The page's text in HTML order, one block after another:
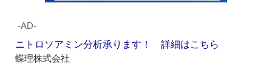
‐AD‐
ニトロソアミン分析承ります！ 詳細はこちら
蝶理株式会社